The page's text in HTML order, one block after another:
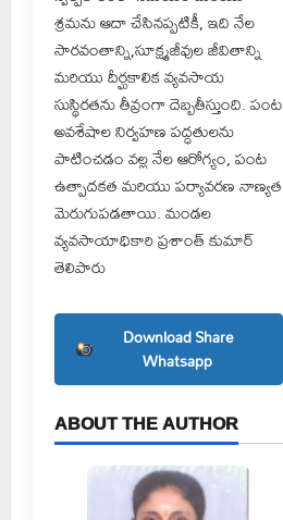
శ్రమను ఆదా చేసినప్పటికీ, ఇది నేల
సారవంతాన్ని,సూక్ష్మజీవుల జీవితాన్ని
మరియు దీర్ఘకాలిక వ్యవసాయ
సుస్థిరతను తీవ్రంగా దెబ్బతీస్తుంది. పంట
అవశేషాల నిర్వహణ పద్ధతులను
పాటించడం వల్ల నేల ఆరోగ్యం, పంట
ఉత్పాదకత మరియు పర్యావరణ నాణ్యత
మెరుగుపడతాయి. మండల
వ్యవసాయాధికారి ప్రశాంత్ కుమార్
తెలిపారు
Download Share
Whatsapp
ABOUT THE AUTHOR